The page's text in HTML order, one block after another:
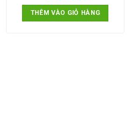
THÊM VÀO GIỎ HÀNG